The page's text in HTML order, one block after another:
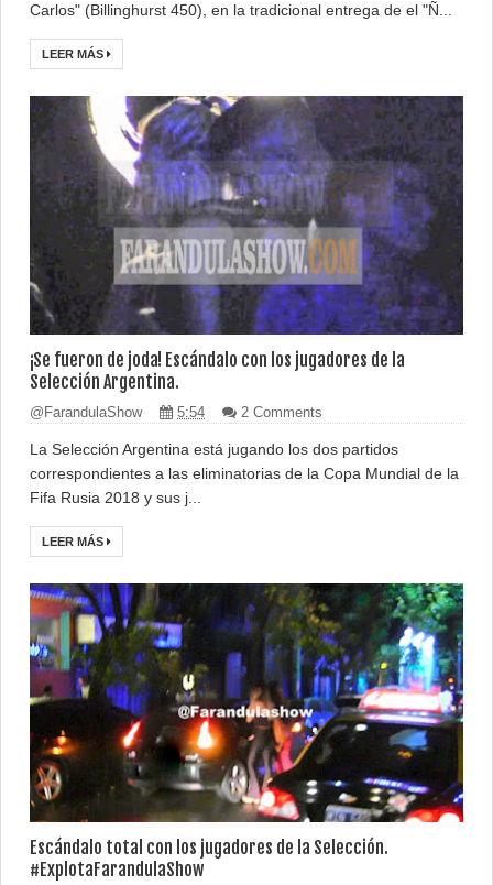
Carlos" (Billinghurst 450), en la tradicional entrega de el "Ñ...
LEER MÁS
¡Se fueron de joda! Escándalo con los jugadores de la
Selección Argentina.
@FarandulaShow 5:54 2 Comments
La Selección Argentina está jugando los dos partidos
correspondientes a las eliminatorias de la Copa Mundial de la
Fifa Rusia 2018 y sus j...
LEER MÁS
Escándalo total con los jugadores de la Selección.
#ExplotaFarandulaShow